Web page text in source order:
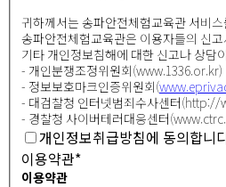
귀하께서는 송파안전체험교육관 서비
송파안전체험교육관은 이용자들의 신
기타 개인정보침해에 대한 신고나 상담
- 개인분쟁조정위원회(www.1336.or.kr)
- 정보보호마크인증위원회(
- 대검찰청 인터넷범죄수사센터
- 경찰청 사이버테러대응센터
개인정보취급방침에 동의합니
이용약관*
이용약관